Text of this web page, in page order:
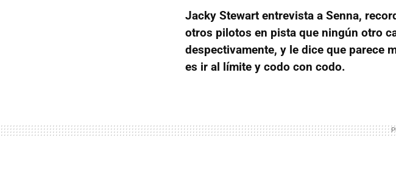
Jacky Stewart entrevista a Senna,
otros pilotos en pista que ningún otro
despectivamente, y le dice que parece
es ir al límite y codo con codo.